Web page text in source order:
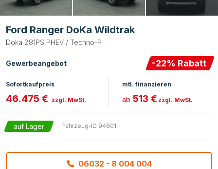
Ford Ranger DoKa Wildtrak
Doka 281PS PHEV / Techno-P
Gewerbeangebot -22% Rabatt
Sofortkaufpreis
46.475 € zzgl. MwSt.
mtl. finanzieren
ab 513 € zzgl. MwSt.
auf Lager Fahrzeug-ID 94601
06032 - 8 004 004